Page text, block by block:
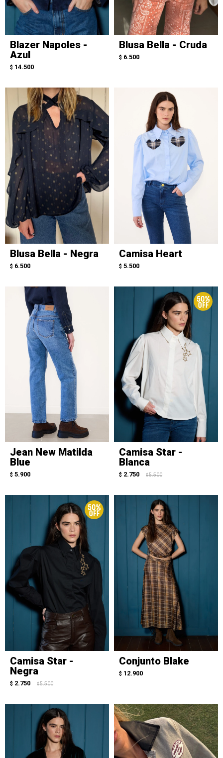
Blazer Napoles -
Azul
$ 14.500
Blusa Bella - Cruda
$ 6.500
Blusa Bella - Negra
$ 6.500
Camisa Heart
$ 5.500
Jean New Matilda
Blue
$ 5.900
Camisa Star -
Blanca
$ 2.750 $ 5.500
Camisa Star -
Negra
$ 2.750 $ 5.500
Conjunto Blake
$ 12.900